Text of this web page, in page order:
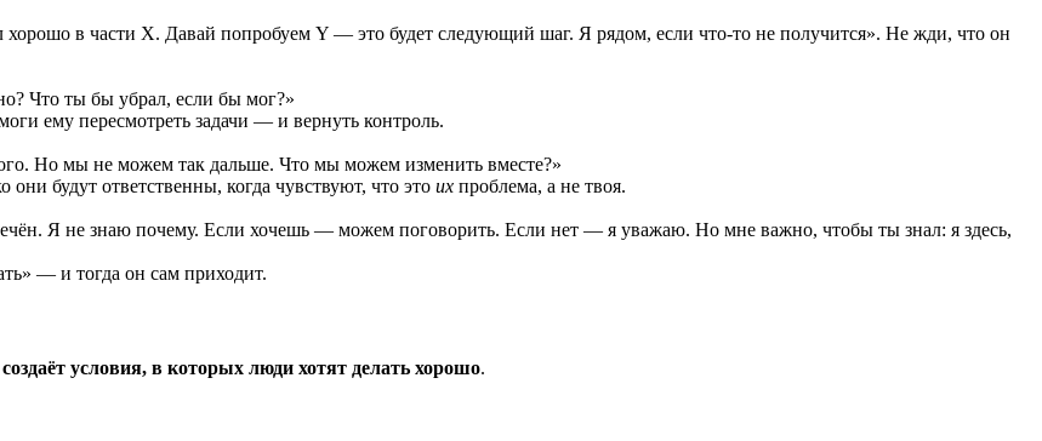
в части X. Давай попробуем Y — это будет следующий шаг. Я рядом, если что-то не получится». Не жди, что он
Что ты бы убрал, если бы мог?»
ему пересмотреть задачи — и вернуть контроль.
Но мы не можем так дальше. Что мы можем изменить вместе?»
будут ответственны, когда чувствуют, что это их проблема, а не твоя.
Я не знаю почему. Если хочешь — можем поговорить. Если нет — я уважаю. Но мне важно, чтобы ты знал: я здесь,
— и тогда он сам приходит.
создаёт условия, в которых люди хотят делать хорошо.